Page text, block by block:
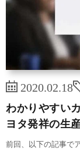
2020.02.18
わかりやすい
ヨタ発祥の生
前回、以下の記事で